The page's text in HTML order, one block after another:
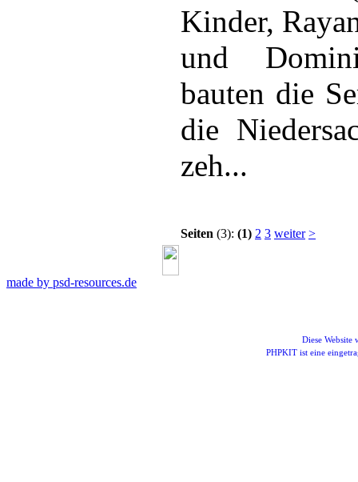
Kinder,
und
bauten die
die
zeh...
Seiten (3): (1) 2 3 weiter >
made by psd-resources.de
Diese Website
PHPKIT ist eine